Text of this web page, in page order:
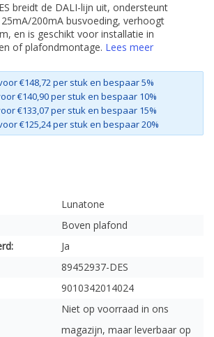
breidt de DALI-lijn uit, ondersteunt
200mA busvoeding, verhoogt
en is geschikt voor installatie in
of plafondmontage. Lees meer
€148,72 per stuk en bespaar 5%
€140,90 per stuk en bespaar 10%
€133,07 per stuk en bespaar 15%
€125,24 per stuk en bespaar 20%
Lunatone
Boven plafond
Ja
89452937-DES
9010342014024
Niet op voorraad in ons
magazijn, maar leverbaar op